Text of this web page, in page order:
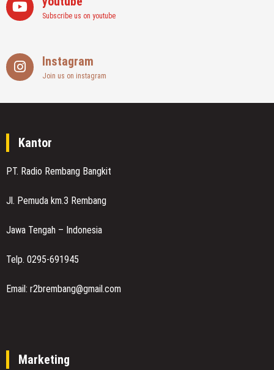
Subscribe us on youtube
Instagram
Join us on instagram
Kantor
PT. Radio Rembang Bangkit
Jl. Pemuda km.3 Rembang
Jawa Tengah – Indonesia
Telp. 0295-691945
Email: r2brembang@gmail.com
Marketing